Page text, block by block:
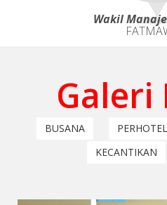
Wakil
Galeri
BUSANA
KECANTIKAN